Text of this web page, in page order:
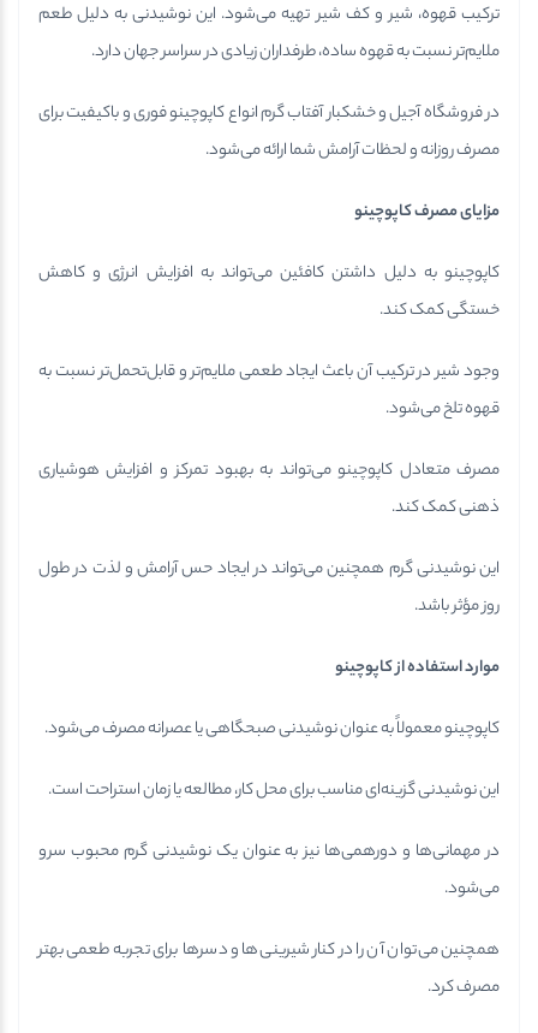
ترکیب قهوه، شیر و کف شیر تهیه می‌شود. این نوشیدنی به دلیل طعم
ملایم‌تر نسبت به قهوه ساده، طرفداران زیادی در سراسر جهان دارد.
در فروشگاه آجیل و خشکبار آفتاب گرم انواع کاپوچینو فوری و باکیفیت برای
مصرف روزانه و لحظات آرامش شما ارائه می‌شود.
مزایای مصرف کاپوچینو
کاپوچینو به دلیل داشتن کافئین می‌تواند به افزایش انرژی و کاهش
خستگی کمک کند.
وجود شیر در ترکیب آن باعث ایجاد طعمی ملایم‌تر و قابل‌تحمل‌تر نسبت به
قهوه تلخ می‌شود.
مصرف متعادل کاپوچینو می‌تواند به بهبود تمرکز و افزایش هوشیاری
ذهنی کمک کند.
این نوشیدنی گرم همچنین می‌تواند در ایجاد حس آرامش و لذت در طول
روز مؤثر باشد.
موارد استفاده از کاپوچینو
کاپوچینو معمولاً به عنوان نوشیدنی صبحگاهی یا عصرانه مصرف می‌شود.
این نوشیدنی گزینه‌ای مناسب برای محل کار، مطالعه یا زمان استراحت است.
در مهمانی‌ها و دورهمی‌ها نیز به عنوان یک نوشیدنی گرم محبوب سرو
می‌شود.
همچنین می‌توان آن را در کنار شیرینی‌ها و دسرها برای تجربه طعمی بهتر
مصرف کرد.